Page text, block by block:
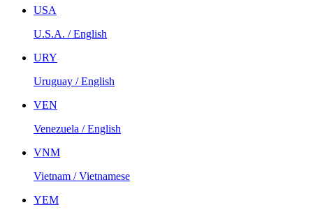
USA
U.S.A. / English
URY
Uruguay / English
VEN
Venezuela / English
VNM
Vietnam / Vietnamese
YEM